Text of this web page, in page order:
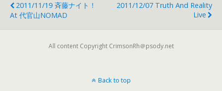
2011/11/19 斉藤ナイト！
At 代官山NOMAD
2011/12/07 Truth And Reality
Live
All content Copyright CrimsonRh＠psody.net
Back to top